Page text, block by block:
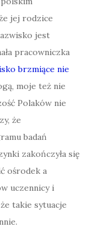
jej rodzice
jest
pracowniczka
brzmiące nie
moje też nie
Polaków nie
że
badań
zakończyła się
ośrodek a
uczennicy i
takie sytuacje